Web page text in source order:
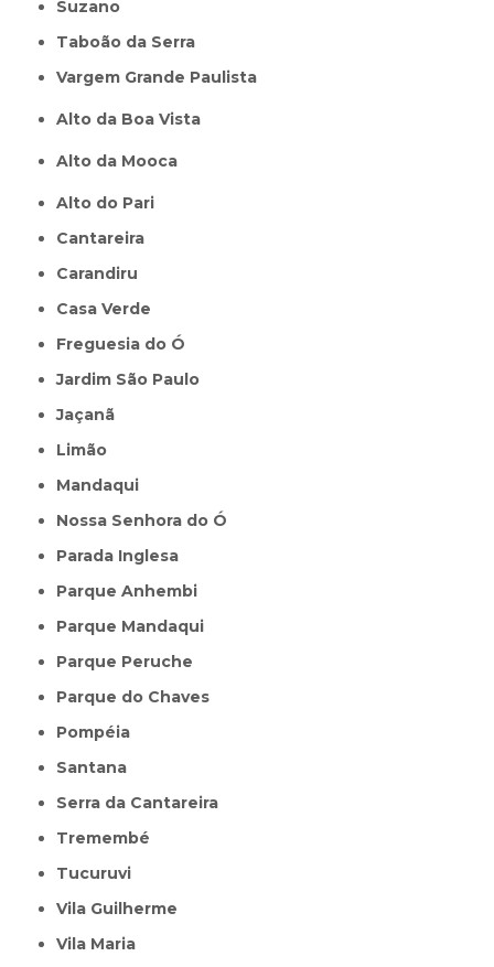
Suzano
Taboão da Serra
Vargem Grande Paulista
Alto da Boa Vista
Alto da Mooca
Alto do Pari
Cantareira
Carandiru
Casa Verde
Freguesia do Ó
Jardim São Paulo
Jaçanã
Limão
Mandaqui
Nossa Senhora do Ó
Parada Inglesa
Parque Anhembi
Parque Mandaqui
Parque Peruche
Parque do Chaves
Pompéia
Santana
Serra da Cantareira
Tremembé
Tucuruvi
Vila Guilherme
Vila Maria